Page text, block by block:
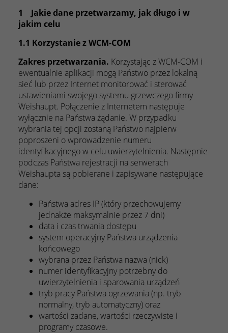
1 Jakie dane przetwarzamy, jak długo i w
jakim celu
1.1 Korzystanie z WCM-COM
Zakres przetwarzania. Korzystając z WCM-COM i
ewentualnie aplikacji mogą Państwo przez lokalną
sieć lub przez Internet monitorować i sterować
ustawieniami swojego systemu grzewczego firmy
Weishaupt. Połączenie z Internetem następuje
wyłącznie na Państwa żądanie. W przypadku
wybrania tej opcji zostaną Państwo najpierw
poproszeni o wprowadzenie numeru
identyfikacyjnego w celu uwierzytelnienia. Następnie
podczas Państwa rejestracji na serwerach
Weishaupta są pobierane i zapisywane następujące
dane:
Państwa adres IP (który przechowujemy
jednakże maksymalnie przez 7 dni)
data i czas trwania dostępu
system operacyjny Państwa urządzenia
końcowego
wybrana przez Państwa nazwa (nick)
numer identyfikacyjny potrzebny do
uwierzytelnienia i sparowania urządzeń
tryb pracy Państwa ogrzewania (np. tryb
normalny, tryb automatyczny) oraz
wartości zadane, wartości rzeczywiste i
programy czasowe.